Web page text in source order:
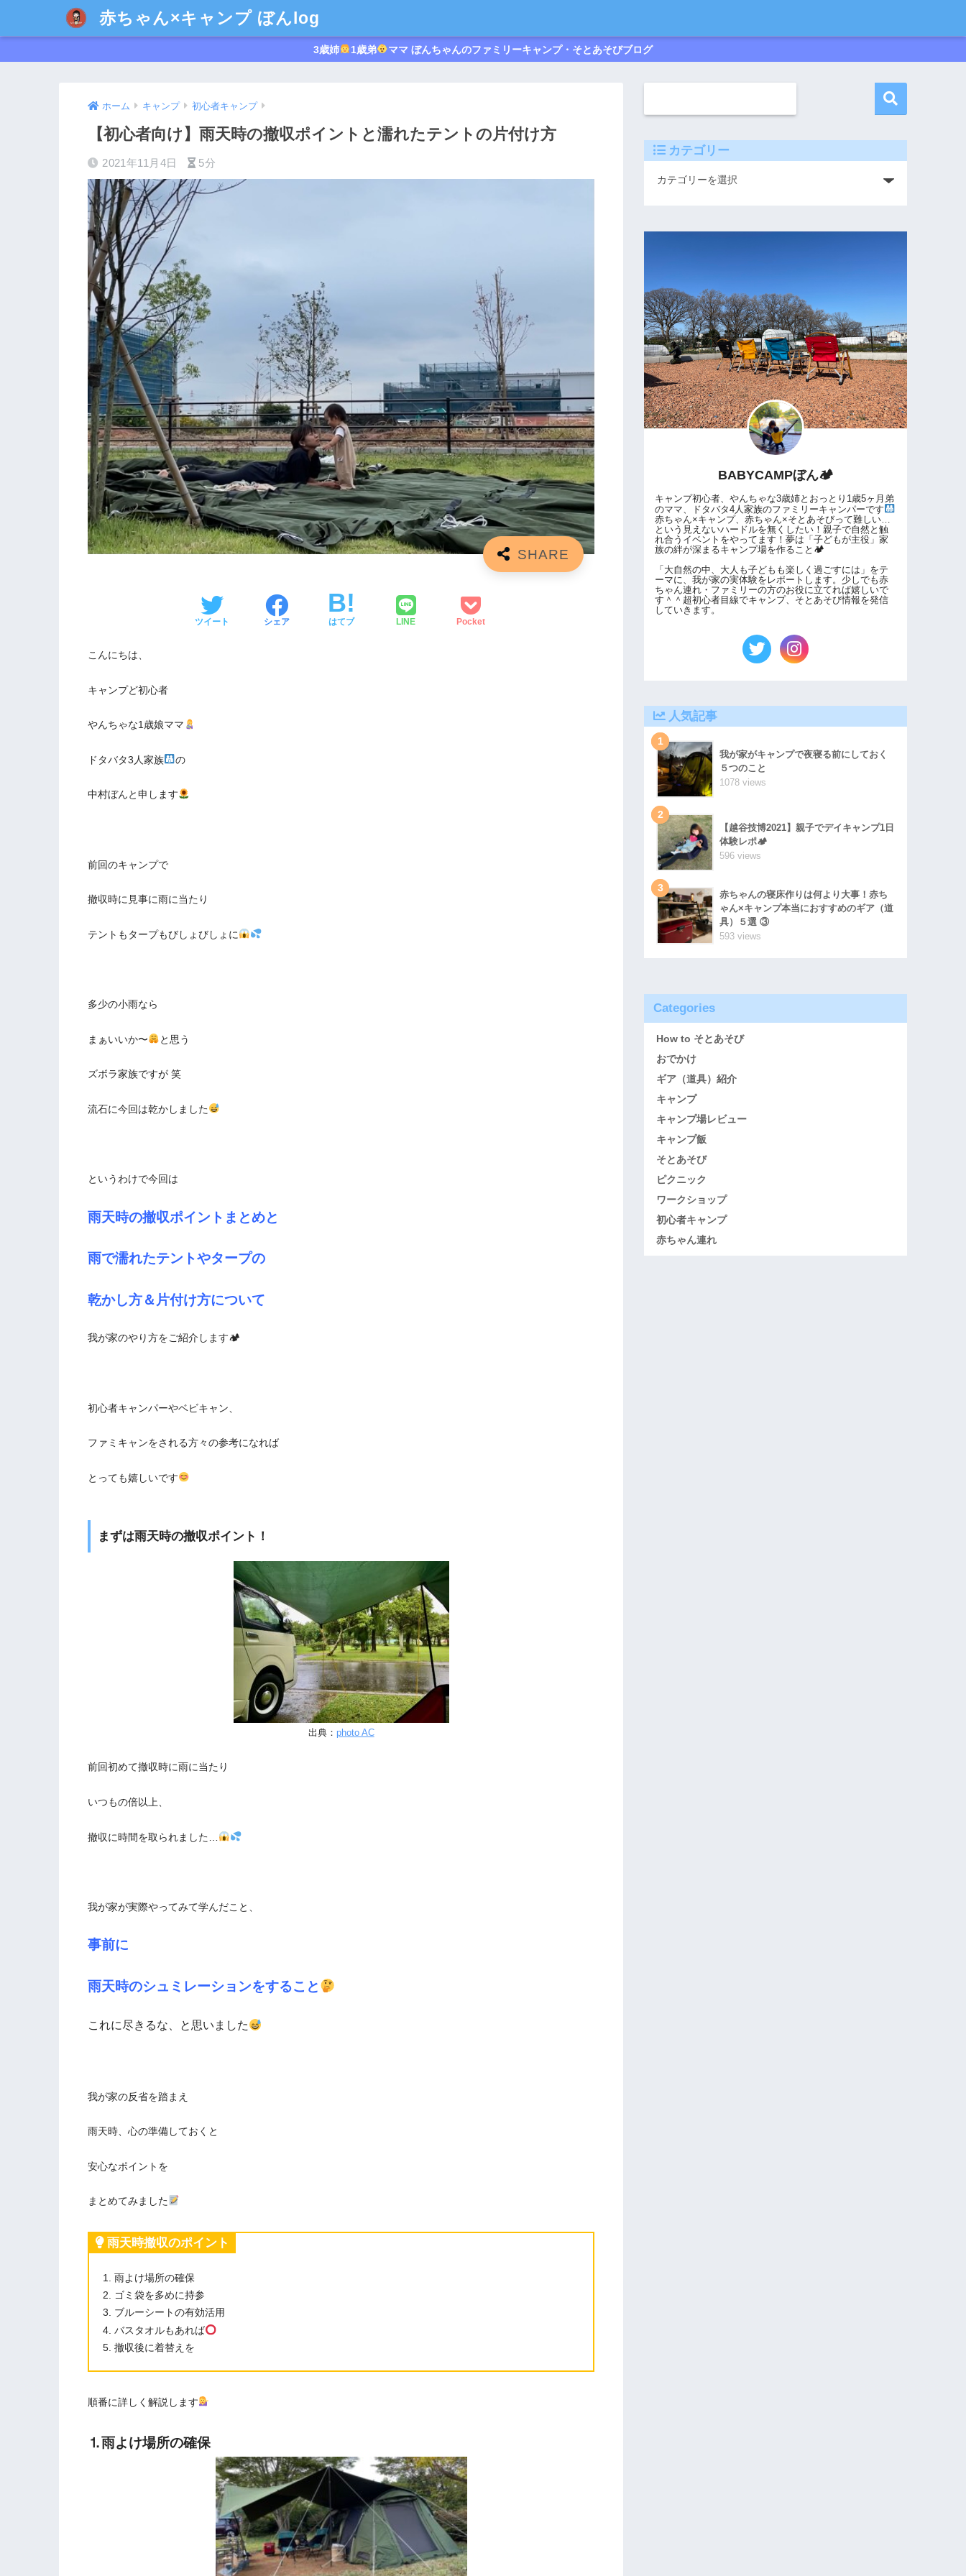
赤ちゃん×キャンプ ぼんlog
3歳姉 1歳弟 ママ ぼんちゃんのファミリーキャンプ・そとあそびブログ
ホーム キャンプ 初心者キャンプ
【初心者向け】雨天時の撤収ポイントと濡れたテントの片付け方
2021年11月4日 5分
ツイート シェア はてブ LINE Pocket
こんにちは、
キャンプど初心者
やんちゃな1歳娘ママ
ドタバタ3人家族 の
中村ぼんと申します
前回のキャンプで
撤収時に見事に雨に当たり
テントもタープもびしょびしょに
多少の小雨なら
まぁいいか〜 と思う
ズボラ家族ですが 笑
流石に今回は乾かしました
というわけで今回は
雨天時の撤収ポイントまとめと
雨で濡れたテントやタープの
乾かし方＆片付け方について
我が家のやり方をご紹介します🏕
初心者キャンパーやベビキャン、
ファミキャンをされる方々の参考になれば
とっても嬉しいです
まずは雨天時の撤収ポイント！
出典： photo AC
前回初めて撤収時に雨に当たり
いつもの倍以上、
撤収に時間を取られました…
我が家が実際やってみて学んだこと、
事前に
雨天時のシュミレーションをすること
これに尽きるな、と思いました
我が家の反省を踏まえ
雨天時、心の準備しておくと
安心なポイントを
まとめてみました
雨天時撤収のポイント
雨よけ場所の確保
ゴミ袋を多めに持参
ブルーシートの有効活用
バスタオルもあれば
撤収後に着替えを
順番に詳しく解説します
⒈雨よけ場所の確保
カテゴリー
BABYCAMPぼん🏕
キャンプ初心者、やんちゃな3歳姉とおっとり1歳5ヶ月弟
のママ、ドタバタ4人家族のファミリーキャンパーです
赤ちゃん×キャンプ、赤ちゃん×そとあそびって難しい…
という見えないハードルを無くしたい！親子で自然と触
れ合うイベントをやってます！夢は「子どもが主役」家
族の絆が深まるキャンプ場を作ること🏕
「大自然の中、大人も子どもも楽しく過ごすには」をテ
ーマに、我が家の実体験をレポートします。少しでも赤
ちゃん連れ・ファミリーの方のお役に立てれば嬉しいで
す＾＾超初心者目線でキャンプ、そとあそび情報を発信
していきます。
人気記事
1
我が家がキャンプで夜寝る前にしておく
５つのこと
1078 views
2
【越谷技博2021】親子でデイキャンプ1日
体験レポ🏕
596 views
3
赤ちゃんの寝床作りは何より大事！赤ち
ゃん×キャンプ本当におすすめのギア（道
具）５選 ③
593 views
Categories
How to そとあそび
おでかけ
ギア（道具）紹介
キャンプ
キャンプ場レビュー
キャンプ飯
そとあそび
ピクニック
ワークショップ
初心者キャンプ
赤ちゃん連れ